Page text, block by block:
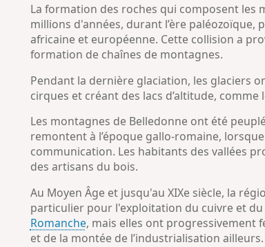
La formation des roches qui composent les
millions d'années, durant l’ère
africaine et européenne. Cette collision a
formation de chaînes de montagnes.
Pendant la dernière glaciation, les glaciers
cirques et créant des lacs d’altitude, comme
Les montagnes de Belledonne ont été
remontent à l’époque gallo-romaine,
communication. Les habitants des vallées
des artisans du bois.
Au Moyen Âge et jusqu'au XIXe siècle, la
particulier pour l'exploitation du cuivre et du
Romanche, mais elles ont progressivement
et de la montée de l’industrialisation ailleurs.